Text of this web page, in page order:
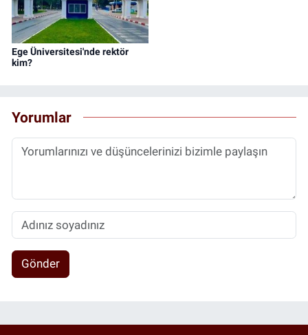
Ege Üniversitesi'nde rektör
kim?
Yorumlar
Gönder